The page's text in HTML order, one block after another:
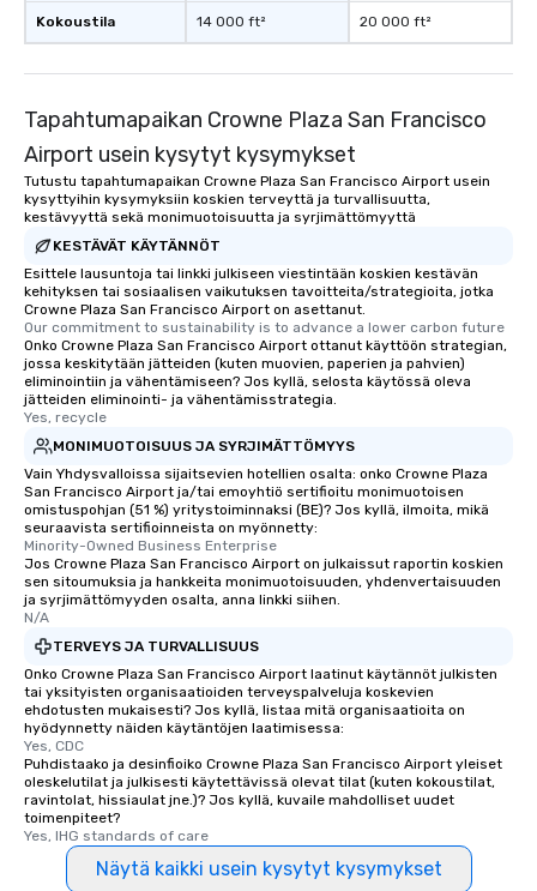
Kokoustila 14 000 ft² 20 000 ft²
Tapahtumapaikan Crowne Plaza San Francisco
Airport usein kysytyt kysymykset
Tutustu tapahtumapaikan Crowne Plaza San Francisco Airport usein
kysyttyihin kysymyksiin koskien terveyttä ja turvallisuutta,
kestävyyttä sekä monimuotoisuutta ja syrjimättömyyttä
KESTÄVÄT KÄYTÄNNÖT
Esittele lausuntoja tai linkki julkiseen viestintään koskien kestävän
kehityksen tai sosiaalisen vaikutuksen tavoitteita/strategioita, jotka
Crowne Plaza San Francisco Airport on asettanut.
Our commitment to sustainability is to advance a lower carbon future
Onko Crowne Plaza San Francisco Airport ottanut käyttöön strategian,
jossa keskitytään jätteiden (kuten muovien, paperien ja pahvien)
eliminointiin ja vähentämiseen? Jos kyllä, selosta käytössä oleva
jätteiden eliminointi- ja vähentämisstrategia.
Yes, recycle
MONIMUOTOISUUS JA SYRJIMÄTTÖMYYS
Vain Yhdysvalloissa sijaitsevien hotellien osalta: onko Crowne Plaza
San Francisco Airport ja/tai emoyhtiö sertifioitu monimuotoisen
omistuspohjan (51 %) yritystoiminnaksi (BE)? Jos kyllä, ilmoita, mikä
seuraavista sertifioinneista on myönnetty:
Minority-Owned Business Enterprise
Jos Crowne Plaza San Francisco Airport on julkaissut raportin koskien
sen sitoumuksia ja hankkeita monimuotoisuuden, yhdenvertaisuuden
ja syrjimättömyyden osalta, anna linkki siihen.
N/A
TERVEYS JA TURVALLISUUS
Onko Crowne Plaza San Francisco Airport laatinut käytännöt julkisten
tai yksityisten organisaatioiden terveyspalveluja koskevien
ehdotusten mukaisesti? Jos kyllä, listaa mitä organisaatioita on
hyödynnetty näiden käytäntöjen laatimisessa:
Yes, CDC
Puhdistaako ja desinfioiko Crowne Plaza San Francisco Airport yleiset
oleskelutilat ja julkisesti käytettävissä olevat tilat (kuten kokoustilat,
ravintolat, hissiaulat jne.)? Jos kyllä, kuvaile mahdolliset uudet
toimenpiteet?
Yes, IHG standards of care
Näytä kaikki usein kysytyt kysymykset